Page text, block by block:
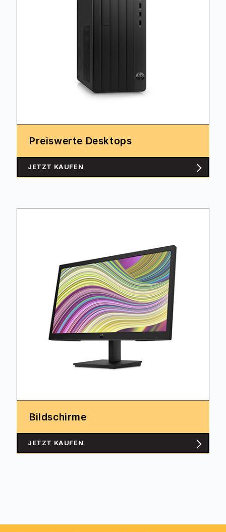
Preiswerte Desktops
JETZT KAUFEN
Bildschirme
JETZT KAUFEN